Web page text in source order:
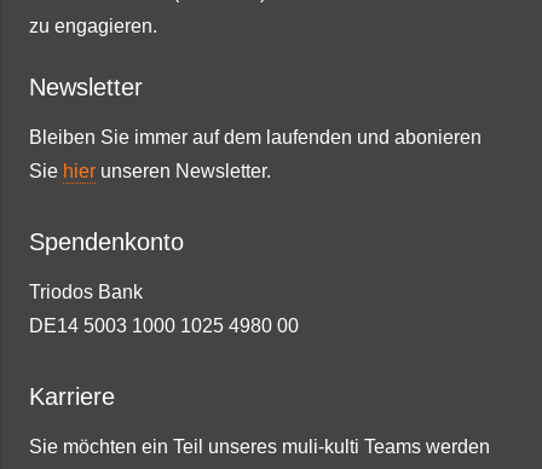
zu engagieren.
Newsletter
Bleiben Sie immer auf dem laufenden und abonieren
Sie hier unseren Newsletter.
Spendenkonto
Triodos Bank
DE14 5003 1000 1025 4980 00
Karriere
Sie möchten ein Teil unseres muli-kulti Teams werden